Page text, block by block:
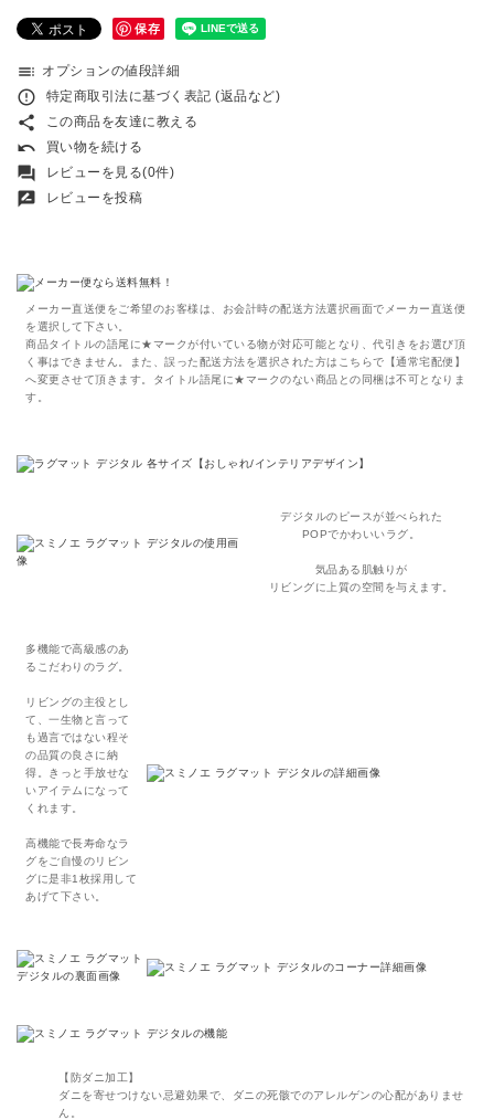
保存
toc オプションの値段詳細
error_outline 特定商取引法に基づく表記 (返品など)
share この商品を友達に教える
undo 買い物を続ける
forum レビューを見る(0件)
rate_review レビューを投稿
メーカー直送便をご希望のお客様は、お会計時の配送方法選択画面でメーカー直送便
を選択して下さい。
商品タイトルの語尾に★マークが付いている物が対応可能となり、代引きをお選び頂
く事はできません。また、誤った配送方法を選択された方はこちらで【通常宅配便】
へ変更させて頂きます。タイトル語尾に★マークのない商品との同梱は不可となりま
す。
デジタルのピースが並べられた
POPでかわいいラグ
気品ある肌触りが
リビングに上質の空間を与えます。
多機能で高級感のあ
るこだわりのラグ。
リビングの主役とし
て、一生物と言って
も過言ではない程そ
の品質の良さに納
得。きっと手放せな
いアイテムになって
くれます。
高機能で長寿命なラ
グをご自慢のリビン
グに是非1枚採用して
あげて下さい。
【防ダニ加工】
ダニを寄せつけない忌避効果で、ダニの死骸でのアレルゲンの心配がありませ
ん。